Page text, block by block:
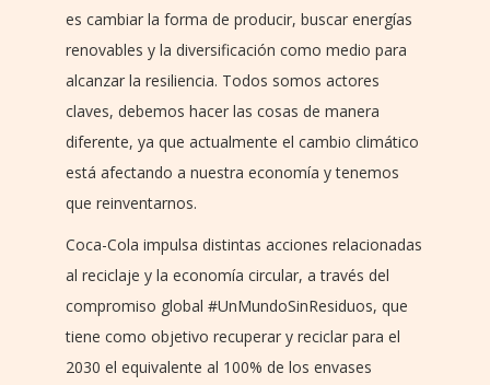
es cambiar la forma de producir, buscar energías
renovables y la diversificación como medio para
alcanzar la resiliencia. Todos somos actores
claves, debemos hacer las cosas de manera
diferente, ya que actualmente el cambio climático
está afectando a nuestra economía y tenemos
que reinventarnos.
Coca-Cola impulsa distintas acciones relacionadas
al reciclaje y la economía circular, a través del
compromiso global #UnMundoSinResiduos, que
tiene como objetivo recuperar y reciclar para el
2030 el equivalente al 100% de los envases